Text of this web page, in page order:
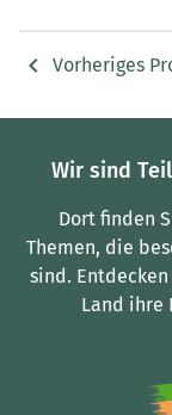
Vorheriges
Wir sind
Dort finden
Themen, die
sind.
Land ihre